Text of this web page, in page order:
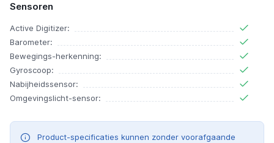
Sensoren
Active Digitizer:
Barometer:
Bewegings-herkenning:
Gyroscoop:
Nabijheidssensor:
Omgevingslicht-sensor:
Product-specificaties kunnen zonder voorafgaande